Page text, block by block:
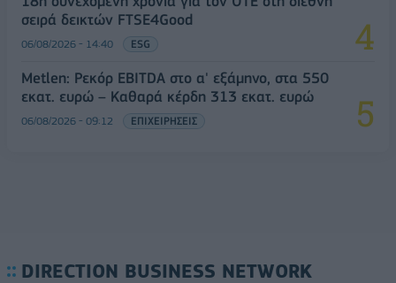
σειρά δεικτών FTSE4Good
06/08/2026 - 14:40 ESG
Metlen: Ρεκόρ EBITDA στο α' εξάμηνο, στα 550
εκατ. ευρώ – Καθαρά κέρδη 313 εκατ. ευρώ
06/08/2026 - 09:12 ΕΠΙΧΕΙΡΗΣΕΙΣ
DIRECTION BUSINESS NETWORK